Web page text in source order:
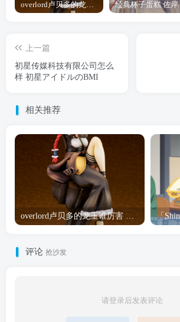
overlord卢贝多的龙王谁厉害 「Overlord」露普斯蕾琪娜·贝塔手办开订
上一篇
初星传媒科技有限公司怎么
样 初星アイドルのBMI
相关推荐
overlord卢贝多的龙王谁厉害 「Overlord」露普斯蕾琪娜·贝塔手办开订
评论 抢沙发
请登录后发表评论